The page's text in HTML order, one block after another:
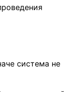
система не